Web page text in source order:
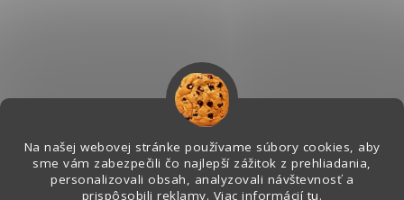
Na našej webovej stránke používame súbory cookies, aby
sme vám zabezpečili čo najlepší zážitok z prehliadania,
personalizovali obsah, analyzovali návštevnosť a
prispôsobili reklamy. Viac informácií tu.
Sledovať na Instagrame